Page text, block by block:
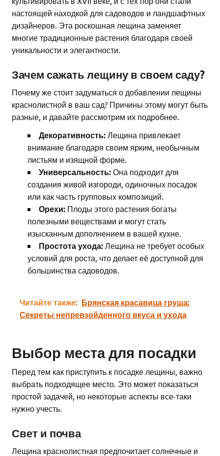
настоящей находкой для садоводов и ландшафтных
дизайнеров. Эта роскошная лещина заменяет
многие традиционные растения благодаря своей
уникальности и элегантности.
Зачем сажать лещину в своем саду?
Почему же стоит задуматься о добавлении лещины
краснолистной в ваш сад? Причины этому могут быть
разные, и давайте рассмотрим их подробнее.
Декоративность: Лещина привлекает
внимание благодаря своим ярким, необычным
листьям и изящной форме.
Универсальность: Она подходит для
создания живой изгороди, одиночных посадок
или как часть групповых композиций.
Орехи: Плоды этого растения богаты
полезными веществами и могут стать
изысканным дополнением в вашей кухне.
Простота ухода: Лещина не требует особых
условий для роста, что делает её доступной для
большинства садоводов.
Читайте также: Брянская красавица груша:
Секреты непревзойденного вкуса и ухода
Выбор места для посадки
Перед тем как приступить к посадке лещины, важно
выбрать подходящее место. Это может показаться
простой задачей, но некоторые аспекты все-таки
нужно учесть.
Свет и почва
Лещина краснолистная предпочитает солнечные и